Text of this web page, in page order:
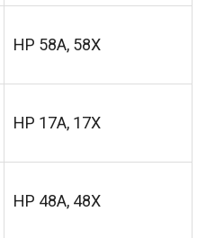
HP 58A, 58X
HP 17A, 17X
HP 48A, 48X